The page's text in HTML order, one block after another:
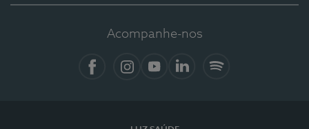
Acompanhe-nos